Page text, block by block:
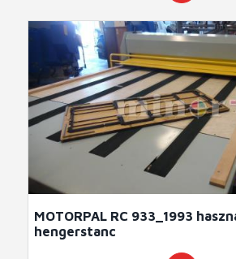
MOTORPAL RC 933_1993
hengerstanc